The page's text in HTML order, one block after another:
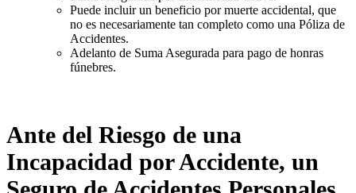
Puede incluir un beneficio por muerte accidental, que
no es necesariamente tan completo como una Póliza de
Accidentes.
Adelanto de Suma Asegurada para pago de honras
fúnebres.
Ante del Riesgo de una
Incapacidad por Accidente, un